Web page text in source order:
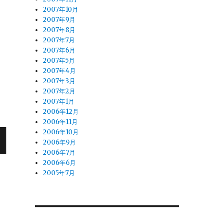
2007年10月
2007年9月
2007年8月
2007年7月
2007年6月
2007年5月
2007年4月
2007年3月
2007年2月
2007年1月
2006年12月
2006年11月
2006年10月
2006年9月
2006年7月
2006年6月
2005年7月